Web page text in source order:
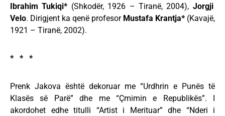
Ibrahim Tukiqi* (Shkodër, 1926 – Tiranë, 2004), Jorgji
Velo. Dirigjent ka qenë profesor Mustafa Krantja* (Kavajë,
1921 – Tiranë, 2002).
* * *
Prenk Jakova është dekoruar me “Urdhrin e Punës të
Klasës së Parë” dhe me “Çmimin e Republikës”. I
akordohet edhe titulli “Artist i Merituar” dhe “Nderi i